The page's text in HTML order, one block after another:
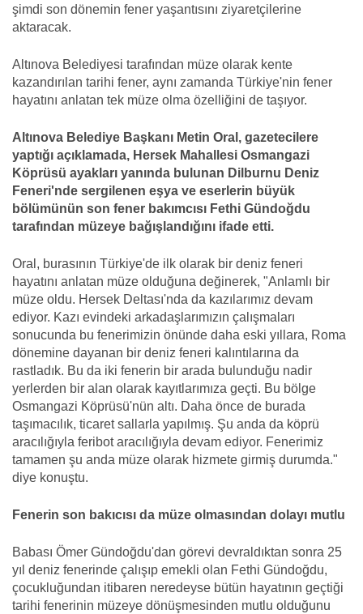
şimdi son dönemin fener yaşantısını ziyaretçilerine
aktaracak.
Altınova Belediyesi tarafından müze olarak kente
kazandırılan tarihi fener, aynı zamanda Türkiye'nin fener
hayatını anlatan tek müze olma özelliğini de taşıyor.
Altınova Belediye Başkanı Metin Oral, gazetecilere
yaptığı açıklamada, Hersek Mahallesi Osmangazi
Köprüsü ayakları yanında bulunan Dilburnu Deniz
Feneri'nde sergilenen eşya ve eserlerin büyük
bölümünün son fener bakımcısı Fethi Gündoğdu
tarafından müzeye bağışlandığını ifade etti.
Oral, burasının Türkiye'de ilk olarak bir deniz feneri
hayatını anlatan müze olduğuna değinerek, "Anlamlı bir
müze oldu. Hersek Deltası'nda da kazılarımız devam
ediyor. Kazı evindeki arkadaşlarımızın çalışmaları
sonucunda bu fenerimizin önünde daha eski yıllara, Roma
dönemine dayanan bir deniz feneri kalıntılarına da
rastladık. Bu da iki fenerin bir arada bulunduğu nadir
yerlerden bir alan olarak kayıtlarımıza geçti. Bu bölge
Osmangazi Köprüsü'nün altı. Daha önce de burada
taşımacılık, ticaret sallarla yapılmış. Şu anda da köprü
aracılığıyla feribot aracılığıyla devam ediyor. Fenerimiz
tamamen şu anda müze olarak hizmete girmiş durumda."
diye konuştu.
Fenerin son bakıcısı da müze olmasından dolayı mutlu
Babası Ömer Gündoğdu'dan görevi devraldıktan sonra 25
yıl deniz fenerinde çalışıp emekli olan Fethi Gündoğdu,
çocukluğundan itibaren neredeyse bütün hayatının geçtiği
tarihi fenerinin müzeye dönüşmesinden mutlu olduğunu